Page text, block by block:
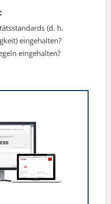
(d. h.
eingehalten?
eingehalten?